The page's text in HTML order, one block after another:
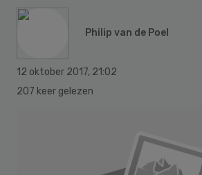
Philip van de Poel
12 oktober 2017, 21:02
207 keer gelezen